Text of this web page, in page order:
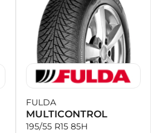
FULDA
MULTICONTROL
195/55 R15 85H